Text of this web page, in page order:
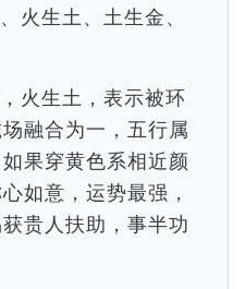
火生土、土生金、
火生土，表示被环
融合为一，五行属
果穿黄色系相近颜
如意，运势最强，
贵人扶助，事半功